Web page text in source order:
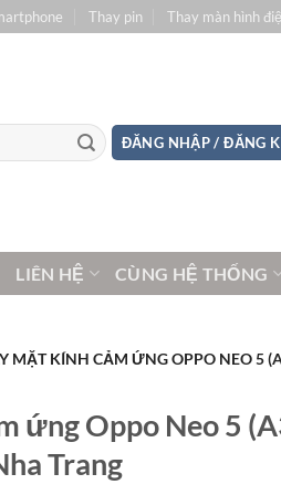
Thay pin Thay màn hình
ĐĂNG NHẬP / ĐĂNG
LIÊN HỆ CÙNG HỆ THỐNG
MẶT KÍNH CẢM ỨNG OPPO NEO 5
ứng Oppo Neo 5
Trang